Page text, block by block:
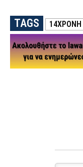
TAGS 14ΧΡΟΝΗ